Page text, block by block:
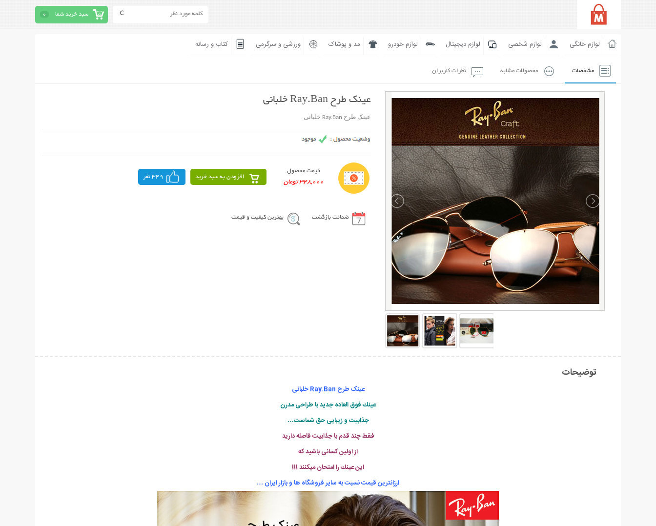
سبد خرید شما 0
لوازم خانگی لوازم شخصی لوازم دیجیتال لوازم خودرو مد و پوشاک ورزشی و سرگرمی کتاب و رسانه
مشخصات محصولات مشابه نظرات کاربران
عینک طرح Ray.Ban خلبانی
عینک طرح Ray.Ban خلبانی
قیمت محصول
348,000 تومان
افزودن به سبد خرید 349 نفر
ضمانت بازگشت بهترین کیفیت و قیمت
توضیحات
عینک طرح Ray.Ban خلبانی
عینك فوق العاده جدید با طراحی مدرن
جذابیت و زیبایی حق شماست…
فقط چند قدم با جذابیت فاصله دارید
از اولین كسانی باشید كه
این عینك را امتحان میكنند !!!
ارزانترین قیمت نسبت به سایر فروشگاه ها و بازار ایران …